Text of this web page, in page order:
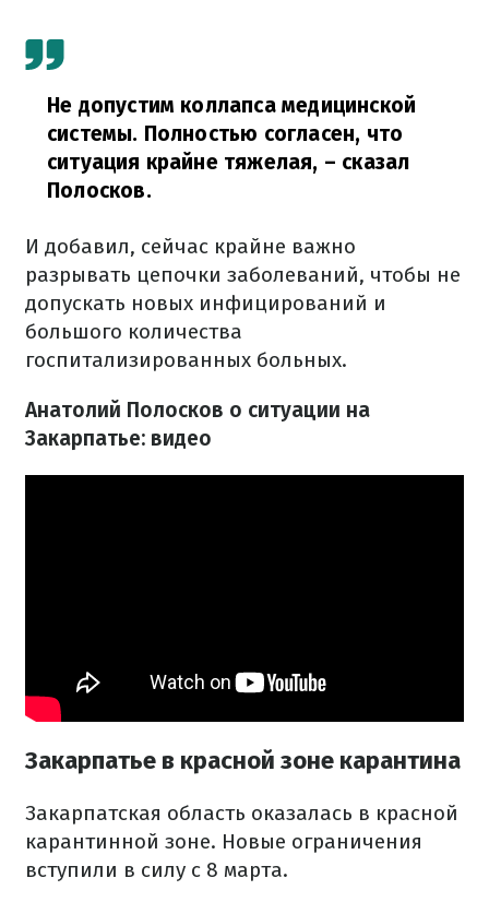
Не допустим коллапса медицинской
системы. Полностью согласен, что
ситуация крайне тяжелая, – сказал
Полосков.
И добавил, сейчас крайне важно
разрывать цепочки заболеваний, чтобы не
допускать новых инфицирований и
большого количества
госпитализированных больных.
Анатолий Полосков о ситуации на
Закарпатье: видео
Закарпатье в красной зоне карантина
Закарпатская область оказалась в красной
карантинной зоне. Новые ограничения
вступили в силу с 8 марта.